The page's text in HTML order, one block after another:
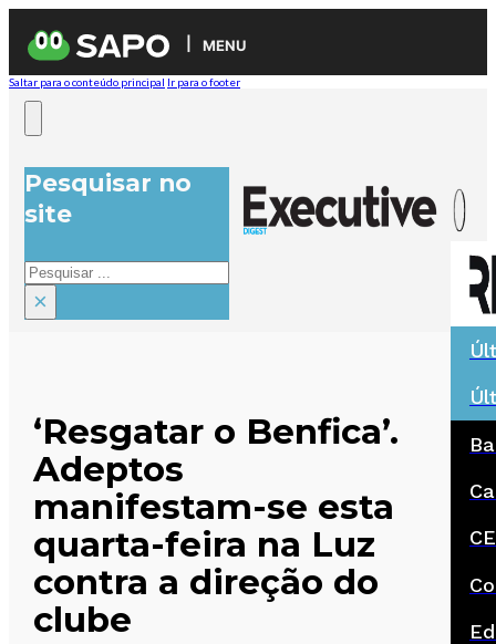
MENU
Saltar para o conteúdo principal Ir para o footer
Pesquisar no
site
Pesquisar
×
‘Resgatar o Benfica’.
Adeptos
manifestam-se esta
quarta-feira na Luz
contra a direção do
clube